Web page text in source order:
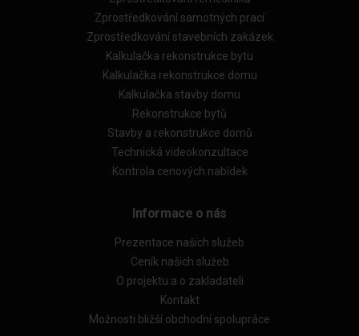
Zprostředkování samotných prací
Zprostředkování stavebních zakázek
Kalkulačka rekonstrukce bytu
Kalkulačka rekonstrukce domu
Kalkulačka stavby domu
Rekonstrukce bytů
Stavby a rekonstrukce domů
Technická videokonzultace
Kontrola cenových nabídek
Informace o nás
Prezentace našich služeb
Ceník našich služeb
O projektu a o zakladateli
Kontakt
Možnosti bližší obchodní spolupráce